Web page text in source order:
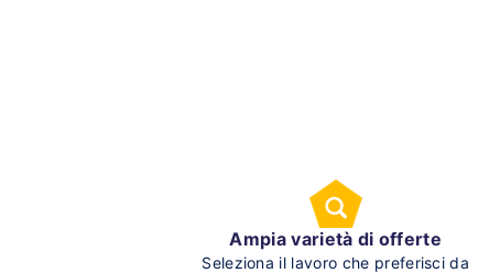
Ampia varietà di offerte
Seleziona il lavoro che preferisci da